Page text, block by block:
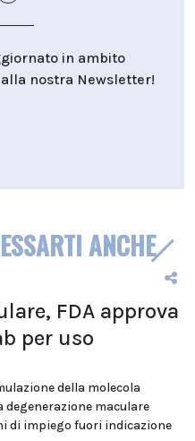
in ambito
nostra Newsletter!
ANCHE
FDA approva
per uso
della molecola
maculare
di impiego fuori indicazione